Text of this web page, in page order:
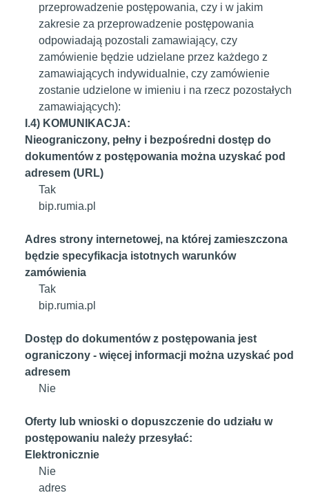
przeprowadzenie postępowania, czy i w jakim
zakresie za przeprowadzenie postępowania
odpowiadają pozostali zamawiający, czy
zamówienie będzie udzielane przez każdego z
zamawiających indywidualnie, czy zamówienie
zostanie udzielone w imieniu i na rzecz pozostałych
zamawiających):
I.4) KOMUNIKACJA:
Nieograniczony, pełny i bezpośredni dostęp do
dokumentów z postępowania można uzyskać pod
adresem (URL)
Tak
bip.rumia.pl
Adres strony internetowej, na której zamieszczona
będzie specyfikacja istotnych warunków
zamówienia
Tak
bip.rumia.pl
Dostęp do dokumentów z postępowania jest
ograniczony - więcej informacji można uzyskać pod
adresem
Nie
Oferty lub wnioski o dopuszczenie do udziału w
postępowaniu należy przesyłać:
Elektronicznie
Nie
adres